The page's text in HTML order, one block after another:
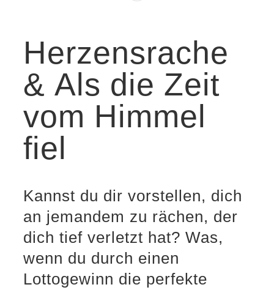
Herzensrache
& Als die Zeit
vom Himmel
fiel
Kannst du dir vorstellen, dich
an jemandem zu rächen, der
dich tief verletzt hat? Was,
wenn du durch einen
Lottogewinn die perfekte